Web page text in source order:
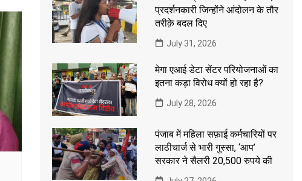
प्रदर्शनकारी जिन्होंने आंदोलन के तौर
तरीक़े बदल दिए
July 31, 2026
मेगा एआई डेटा सेंटर परियोजनाओं का
इतना कड़ा विरोध क्यों हो रहा है?
July 28, 2026
पंजाब में महिला सफ़ाई कर्मचारियों पर
लाठीचार्ज से भारी गुस्सा, ‘आप’
सरकार ने सैलरी 20,500 रुपये की